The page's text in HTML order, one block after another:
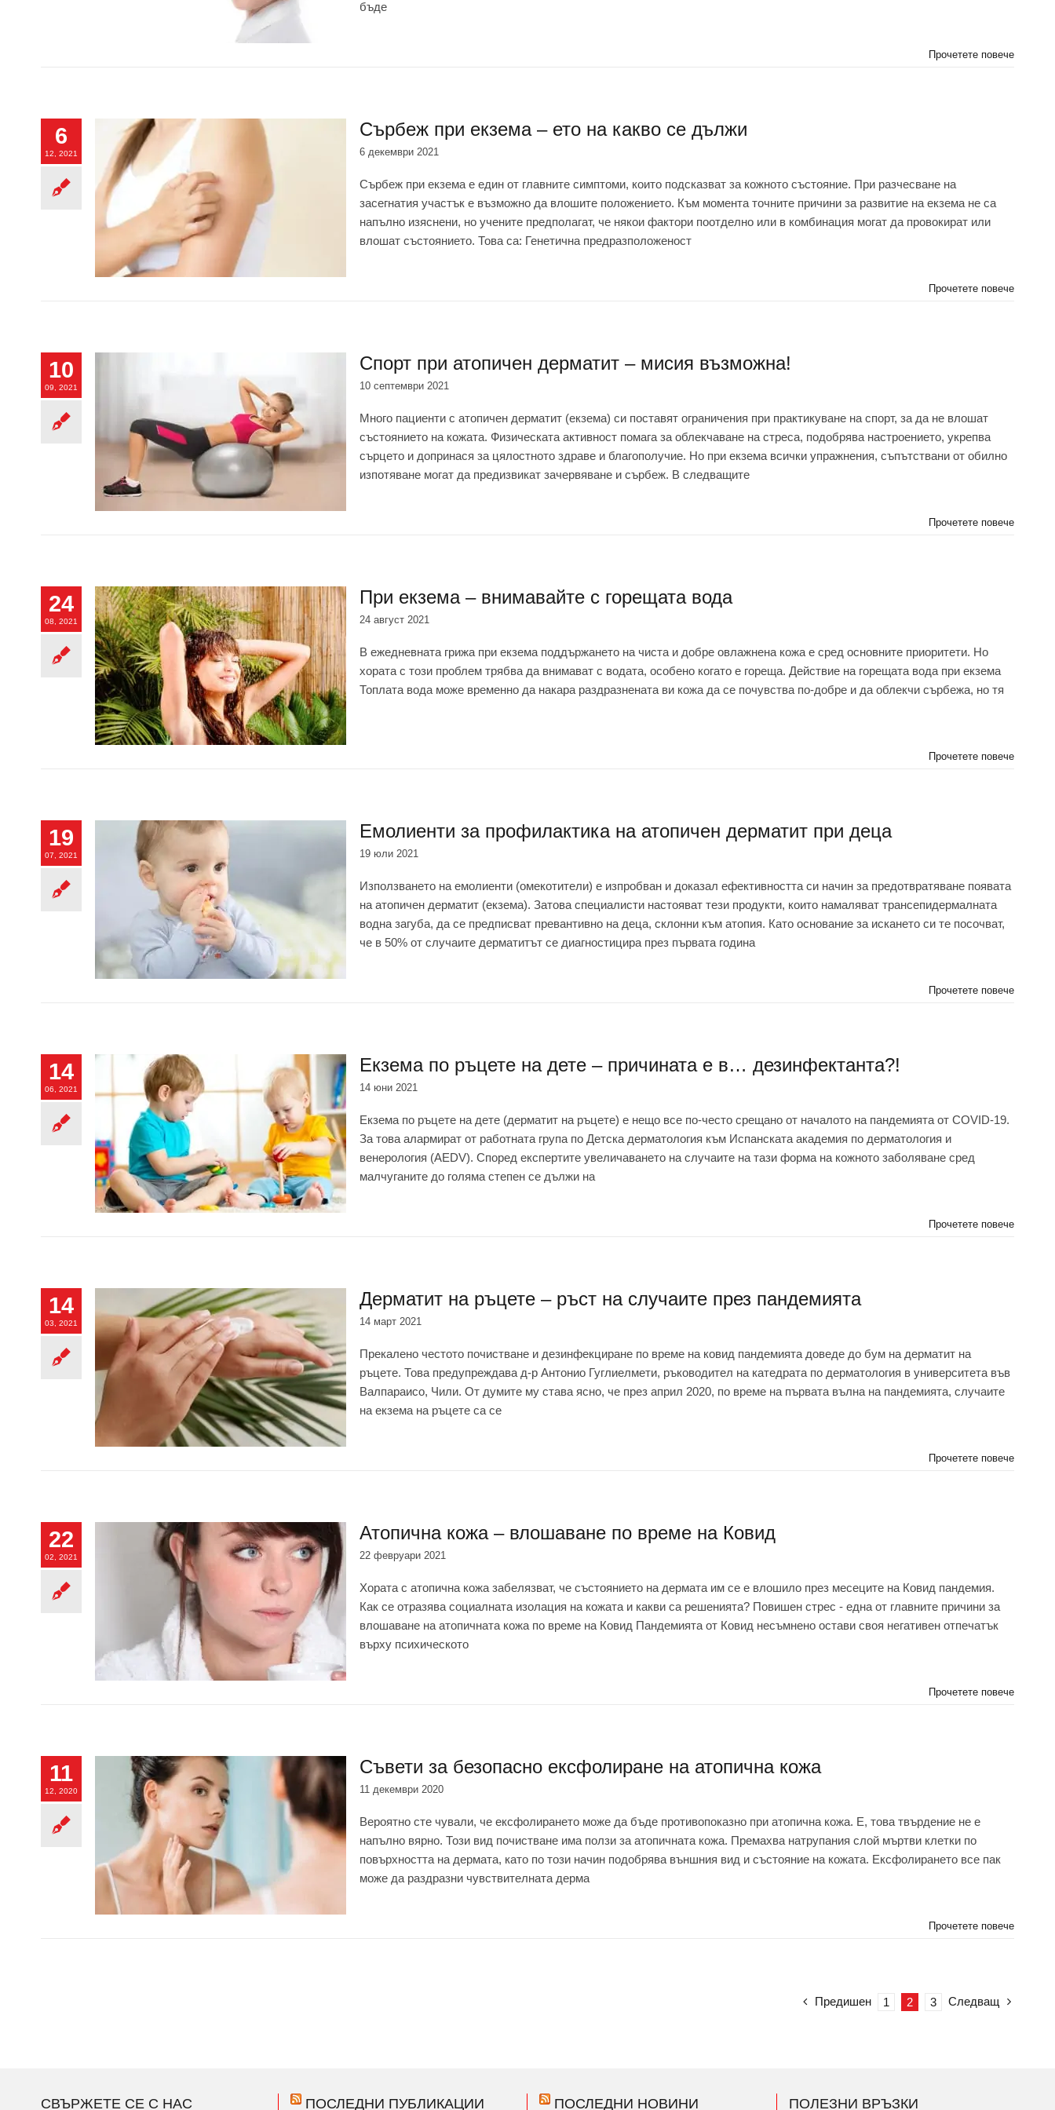
бъде
Прочетете повече
6
12, 2021
Сърбеж при екзема – ето на какво се дължи
6 декември 2021
Сърбеж при екзема е един от главните симптоми, които подсказват за кожното състояние. При разчесване на
засегнатия участък е възможно да влошите положението. Към момента точните причини за развитие на екзема не са
напълно изяснени, но учените предполагат, че някои фактори поотделно или в комбинация могат да провокират или
влошат състоянието. Това са: Генетична предразположеност
Прочетете повече
10
09, 2021
Спорт при атопичен дерматит – мисия възможна!
10 септември 2021
Много пациенти с атопичен дерматит (екзема) си поставят ограничения при практикуване на спорт, за да не влошат
състоянието на кожата. Физическата активност помага за облекчаване на стреса, подобрява настроението, укрепва
сърцето и допринася за цялостното здраве и благополучие. Но при екзема всички упражнения, съпътствани от обилно
изпотяване могат да предизвикат зачервяване и сърбеж. В следващите
Прочетете повече
24
08, 2021
При екзема – внимавайте с горещата вода
24 август 2021
В ежедневната грижа при екзема поддържането на чиста и добре овлажнена кожа е сред основните приоритети. Но
хората с този проблем трябва да внимават с водата, особено когато е гореща. Действие на горещата вода при екзема
Топлата вода може временно да накара раздразнената ви кожа да се почувства по-добре и да облекчи сърбежа, но тя
Прочетете повече
19
07, 2021
Емолиенти за профилактика на атопичен дерматит при деца
19 юли 2021
Използването на емолиенти (омекотители) е изпробван и доказал ефективността си начин за предотвратяване появата
на атопичен дерматит (екзема). Затова специалисти настояват тези продукти, които намаляват трансепидермалната
водна загуба, да се предписват превантивно на деца, склонни към атопия. Като основание за искането си те посочват,
че в 50% от случаите дерматитът се диагностицира през първата година
Прочетете повече
14
06, 2021
Екзема по ръцете на дете – причината е в… дезинфектанта?!
14 юни 2021
Екзема по ръцете на дете (дерматит на ръцете) е нещо все по-често срещано от началото на пандемията от COVID-19.
За това алармират от работната група по Детска дерматология към Испанската академия по дерматология и
венерология (AEDV). Според експертите увеличаването на случаите на тази форма на кожното заболяване сред
малчуганите до голяма степен се дължи на
Прочетете повече
14
03, 2021
Дерматит на ръцете – ръст на случаите през пандемията
14 март 2021
Прекалено честото почистване и дезинфекциране по време на ковид пандемията доведе до бум на дерматит на
ръцете. Това предупреждава д-р Антонио Гуглиелмети, ръководител на катедрата по дерматология в университета във
Валпараисо, Чили. От думите му става ясно, че през април 2020, по време на първата вълна на пандемията, случаите
на екзема на ръцете са се
Прочетете повече
22
02, 2021
Атопична кожа – влошаване по време на Ковид
22 февруари 2021
Хората с атопична кожа забелязват, че състоянието на дермата им се е влошило през месеците на Ковид пандемия.
Как се отразява социалната изолация на кожата и какви са решенията? Повишен стрес - една от главните причини за
влошаване на атопичната кожа по време на Ковид Пандемията от Ковид несъмнено остави своя негативен отпечатък
върху психическото
Прочетете повече
11
12, 2020
Съвети за безопасно ексфолиране на атопична кожа
11 декември 2020
Вероятно сте чували, че ексфолирането може да бъде противопоказно при атопична кожа. Е, това твърдение не е
напълно вярно. Този вид почистване има ползи за атопичната кожа. Премахва натрупания слой мъртви клетки по
повърхността на дермата, като по този начин подобрява външния вид и състояние на кожата. Ексфолирането все пак
може да раздразни чувствителната дерма
Прочетете повече
Предишен 1 2 3 Следващ
СВЪРЖЕТЕ СЕ С НАС ПОСЛЕДНИ ПУБЛИКАЦИИ ПОСЛЕДНИ НОВИНИ ПОЛЕЗНИ ВРЪЗКИ